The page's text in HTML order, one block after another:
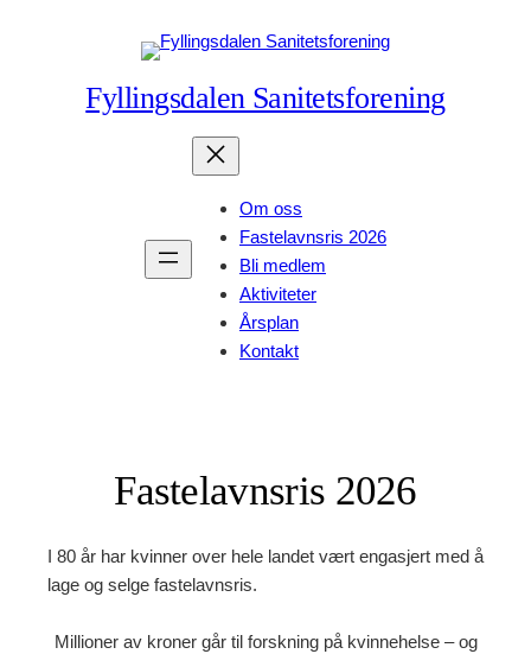
Fyllingsdalen Sanitetsforening
Om oss
Fastelavnsris 2026
Bli medlem
Aktiviteter
Årsplan
Kontakt
Fastelavnsris 2026
I 80 år har kvinner over hele landet vært engasjert med å
lage og selge fastelavnsris.
Millioner av kroner går til forskning på kvinnehelse – og